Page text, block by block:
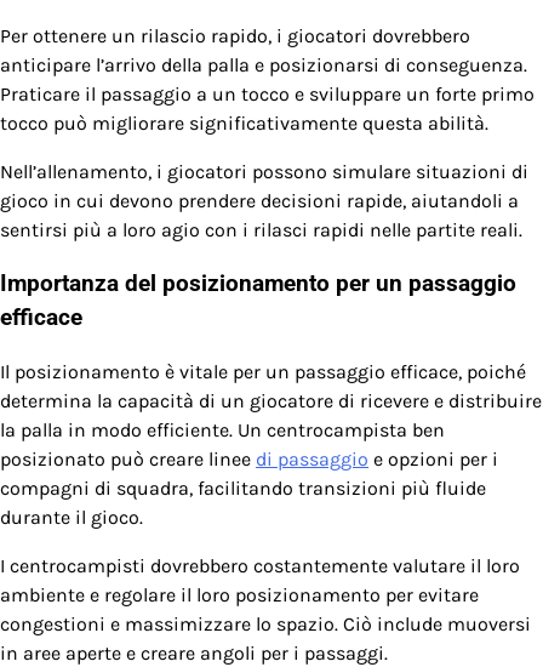
Per ottenere un rilascio rapido, i giocatori dovrebbero
anticipare l’arrivo della palla e posizionarsi di conseguenza.
Praticare il passaggio a un tocco e sviluppare un forte primo
tocco può migliorare significativamente questa abilità.
Nell’allenamento, i giocatori possono simulare situazioni di
gioco in cui devono prendere decisioni rapide, aiutandoli a
sentirsi più a loro agio con i rilasci rapidi nelle partite reali.
Importanza del posizionamento per un passaggio
efficace
Il posizionamento è vitale per un passaggio efficace, poiché
determina la capacità di un giocatore di ricevere e distribuire
la palla in modo efficiente. Un centrocampista ben
posizionato può creare linee di passaggio e opzioni per i
compagni di squadra, facilitando transizioni più fluide
durante il gioco.
I centrocampisti dovrebbero costantemente valutare il loro
ambiente e regolare il loro posizionamento per evitare
congestioni e massimizzare lo spazio. Ciò include muoversi
in aree aperte e creare angoli per i passaggi.